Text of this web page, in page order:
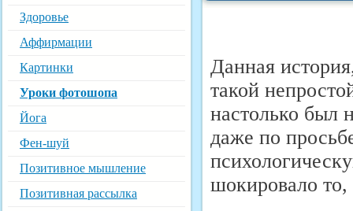
Здоровье
Аффирмации
Картинки
Уроки фотошопа
Йога
Фен-шуй
Позитивное мышление
Позитивная рассылка
Данная
такой
настолько был
даже по
шокировало то,